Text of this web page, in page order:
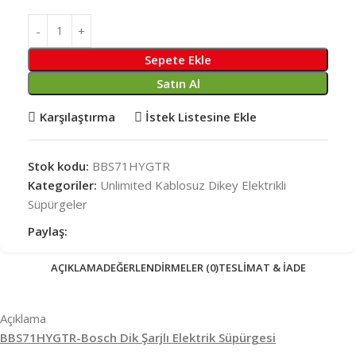
Sepete Ekle
Satın Al
Karşılaştırma İstek Listesine Ekle
Stok kodu: BBS71HYGTR
Kategoriler: Unlimited Kablosuz Dikey Elektrikli
Süpürgeler
Paylaş:
AÇIKLAMADEĞERLENDIRMELER (0)TESLIMAT & İADE
Açıklama
BBS71HYGTR-Bosch Dik Şarjlı Elektrik Süpürgesi